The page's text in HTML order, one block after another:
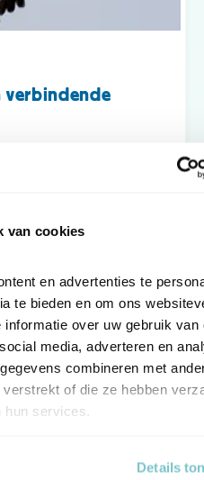
van cookies
en advertenties te
te bieden en om ons
over uw gebruik van
media, adverteren en
combineren met
of die ze hebben
services.
Details
verbindende